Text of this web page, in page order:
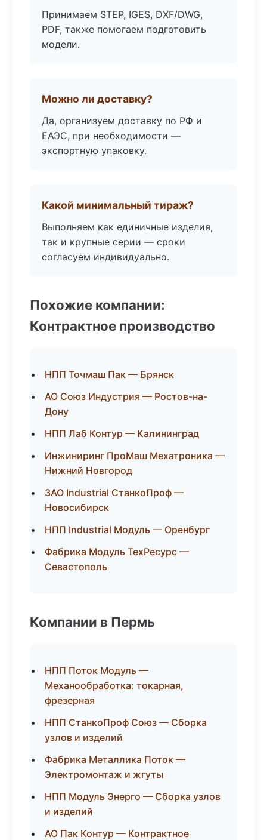
Принимаем STEP, IGES, DXF/DWG,
PDF, также помогаем подготовить
модели.
Можно ли доставку?
Да, организуем доставку по РФ и
ЕАЭС, при необходимости —
экспортную упаковку.
Какой минимальный тираж?
Выполняем как единичные изделия,
так и крупные серии — сроки
согласуем индивидуально.
Похожие компании:
Контрактное производство
НПП Точмаш Пак — Брянск
АО Союз Индустрия — Ростов-на-
Дону
НПП Лаб Контур — Калининград
Инжиниринг ПроМаш Мехатроника —
Нижний Новгород
ЗАО Industrial СтанкоПроф —
Новосибирск
НПП Industrial Модуль — Оренбург
Фабрика Модуль ТехРесурс —
Севастополь
Компании в Пермь
НПП Поток Модуль —
Механообработка: токарная,
фрезерная
НПП СтанкоПроф Союз — Сборка
узлов и изделий
Фабрика Металлика Поток —
Электромонтаж и жгуты
НПП Модуль Энерго — Сборка узлов
и изделий
АО Пак Контур — Контрактное